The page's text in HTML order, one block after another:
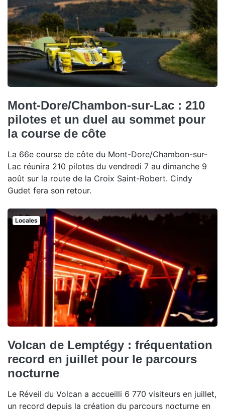
Mont-Dore/Chambon-sur-Lac : 210
pilotes et un duel au sommet pour
la course de côte
La 66e course de côte du Mont-Dore/Chambon-sur-
Lac réunira 210 pilotes du vendredi 7 au dimanche 9
août sur la route de la Croix Saint-Robert. Cindy
Gudet fera son retour.
Locales
Volcan de Lemptégy : fréquentation
record en juillet pour le parcours
nocturne
Le Réveil du Volcan a accueilli 6 770 visiteurs en juillet,
un record depuis la création du parcours nocturne en